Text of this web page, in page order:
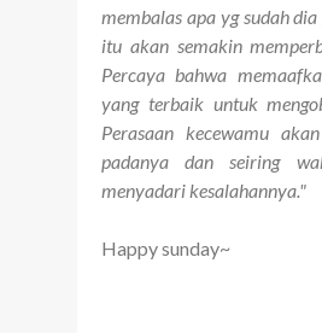
membalas apa yg sudah
itu akan semakin
Percaya bahwa
yang terbaik untuk
Perasaan kecewamu
padanya dan seiring
menyadari kesalahannya."
Happy sunday~